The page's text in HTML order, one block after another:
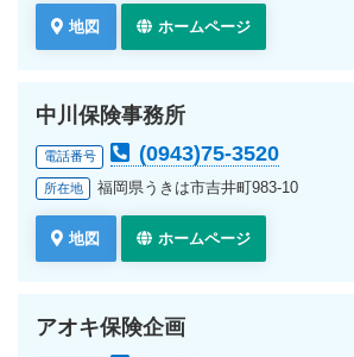
地図 ホームページ
中川保険事務所
電話番号 (0943)75-3520
所在地 福岡県うきは市吉井町983-10
地図 ホームページ
アオキ保険企画